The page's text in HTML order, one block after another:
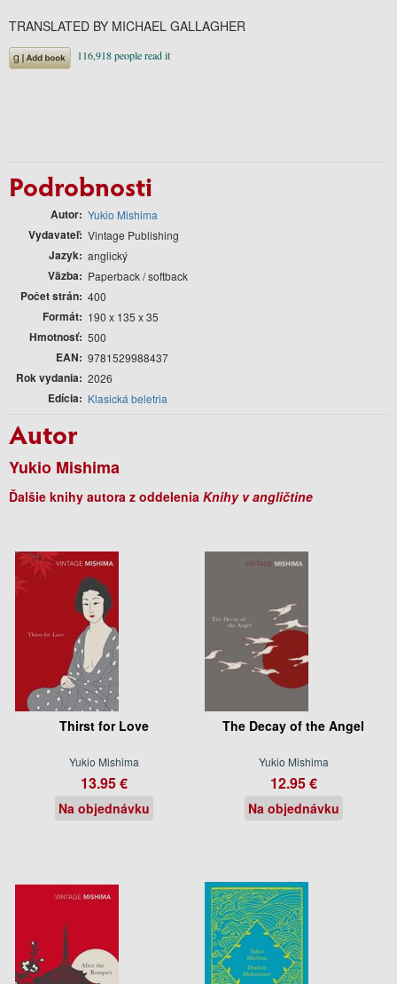
TRANSLATED BY MICHAEL GALLAGHER
Podrobnosti
Autor Yukio Mishima
Vydavateľ Vintage Publishing
Jazyk anglický
Väzba Paperback / softback
Počet strán 400
Formát 190 x 135 x 35
Hmotnosť 500
EAN 9781529988437
Rok vydania 2026
Edícia Klasická beletria
Autor
Yukio Mishima
Ďalšie knihy autora z oddelenia Knihy v angličtine
Thirst for Love
Yukio Mishima
13.95 €
Na objednávku
The Decay of the Angel
Yukio Mishima
12.95 €
Na objednávku